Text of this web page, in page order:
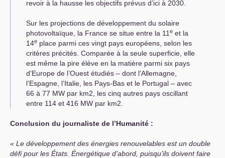
revoir à la hausse les objectifs prévus d’ici à 2030.
Sur les projections de développement du solaire
photovoltaïque, la France se situe entre la 11 e et la
14e place parmi ces vingt pays européens, selon les
critères précités. Comparée à la seule superficie, elle
est même la pire élève en la matière parmi six pays
d’Europe de l’Ouest étudiés – dont l’Allemagne,
l’Espagne, l’Italie, les Pays-Bas et le Portugal – avec
66 à 77 MW par km2, les cinq autres pays oscillant
entre 114 et 416 MW par km2.
Conclusion du journaliste de l’Humanité :
Le développement des énergies renouvelables est un double
défi pour les États. Énergétique d’abord, puisqu’ils doivent faire